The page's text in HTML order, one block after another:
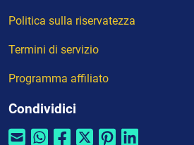
Politica sulla riservatezza
Termini di servizio
Programma affiliato
Condividici